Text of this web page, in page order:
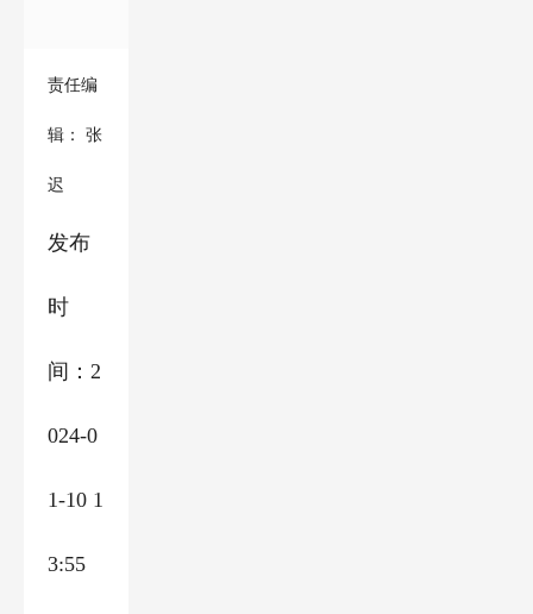
责任编
辑： 张
迟
发布
时
间：2
024-0
1-10 1
3:55